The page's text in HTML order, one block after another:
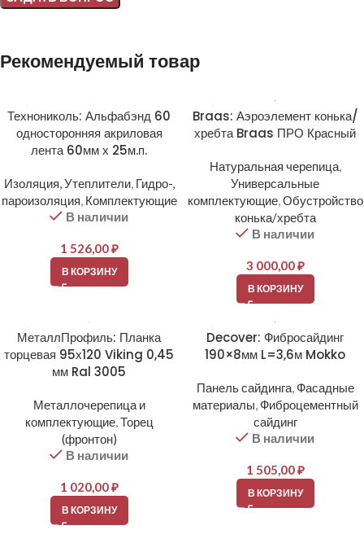
Рекомендуемый товар
Технониколь: Альфабэнд 60
односторонняя акриловая
лента 60мм х 25м.п.
Изоляция, Утеплители, Гидро-,
пароизоляция, Комплектующие
В наличии
1 526,00₽
В КОРЗИНУ
Braas: Аэроэлемент конька/
хребта Braas ПРО Красный
Натуральная черепица,
Универсальные
комплектующие,Обустройство
конька/хребта
В наличии
3 000,00₽
В КОРЗИНУ
МеталлПрофиль: Планка
торцевая 95х120 Viking 0,45
мм Ral 3005
Металлочерепица и
комплектующие,Торец
(фронтон)
В наличии
1 020,00₽
В КОРЗИНУ
Decover: Фибросайдинг
190×8мм L=3,6м Mokko
Панель сайдинга, Фасадные
материалы, Фиброцементный
сайдинг
В наличии
1 505,00₽
В КОРЗИНУ